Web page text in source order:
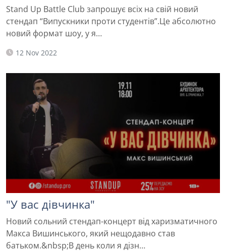
Stand Up Battle Club запрошує всіх на свій новий
стендап “Випускники проти студентів”.Це абсолютно
новий формат шоу, у я…
12 Nov 2022
"У вас дівчинка"
Новий сольний стендап-концерт від харизматичного
Макса Вишинського, який нещодавно став
батьком.&nbsp;В день коли я дізн…